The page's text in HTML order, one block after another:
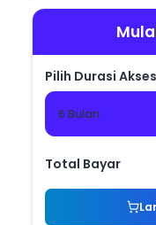
Pilih Durasi
6 Bulan
Total Bayar